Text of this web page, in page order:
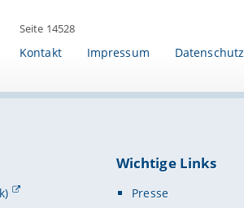
Seite 14528
Kontakt Impressum Datenschutz
Wichtige Links
Presse